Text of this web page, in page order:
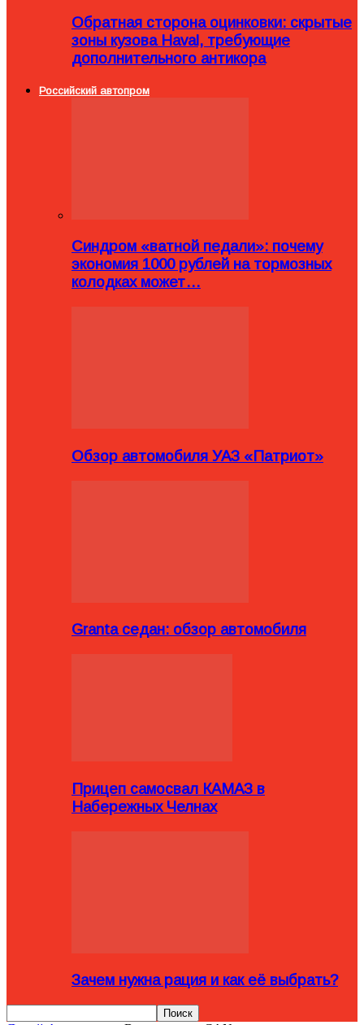
Обратная сторона оцинковки: скрытые
зоны кузова Haval, требующие
дополнительного антикора
Российский автопром
Синдром «ватной педали»: почему
экономия 1000 рублей на тормозных
колодках может…
Обзор автомобиля УАЗ «Патриот»
Granta седан: обзор автомобиля
Прицеп самосвал КАМАЗ в
Набережных Челнах
Зачем нужна рация и как её выбрать?